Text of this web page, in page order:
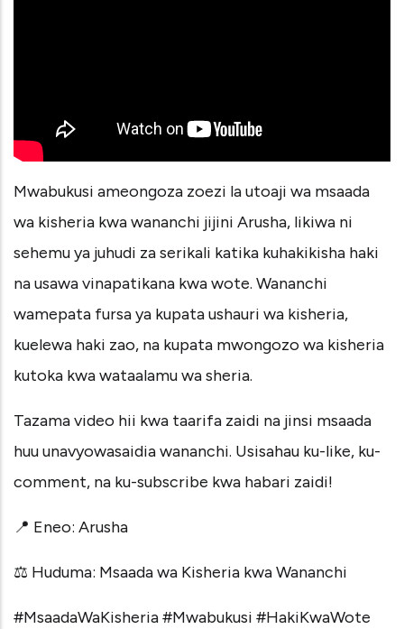
Mwabukusi ameongoza zoezi la utoaji wa msaada
wa kisheria kwa wananchi jijini Arusha, likiwa ni
sehemu ya juhudi za serikali katika kuhakikisha haki
na usawa vinapatikana kwa wote. Wananchi
wamepata fursa ya kupata ushauri wa kisheria,
kuelewa haki zao, na kupata mwongozo wa kisheria
kutoka kwa wataalamu wa sheria.
Tazama video hii kwa taarifa zaidi na jinsi msaada
huu unavyowasaidia wananchi. Usisahau ku-like, ku-
comment, na ku-subscribe kwa habari zaidi!
📍 Eneo: Arusha
⚖️ Huduma: Msaada wa Kisheria kwa Wananchi
#MsaadaWaKisheria#Mwabukusi #HakiKwaWote